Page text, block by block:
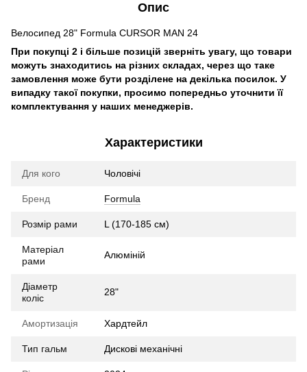
Опис
Велосипед 28" Formula CURSOR MAN 24
При покупці 2 і більше позицій зверніть увагу, що товари
можуть знаходитись на різних складах, через що таке
замовлення може бути розділене на декілька посилок. У
випадку такої покупки, просимо попередньо уточнити її
комплектування у наших менеджерів.
Характеристики
Для кого Чоловічі
Бренд Formula
Розмір рами L (170-185 см)
Матеріал
рами
Алюміній
Діаметр
коліс
28"
Амортизація Хардтейл
Тип гальм Дискові механічні